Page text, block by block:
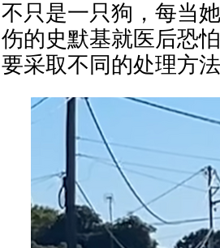
不只是一只狗，每当
伤的史默基就医后恐
要采取不同的处理方法